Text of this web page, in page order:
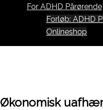
For ADHD Pårørende
Forløb: ADHD
Onlineshop
Økonomisk